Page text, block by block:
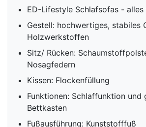
ED-Lifestyle Schlafsofas - alles
Gestell: hochwertiges, stabiles
Holzwerkstoffen
Sitz/ Rücken:
Nosagfedern
Kissen: Flockenfüllung
Funktionen: Schlaffunktion und
Bettkasten
Fußausführung: Kunststofffuß